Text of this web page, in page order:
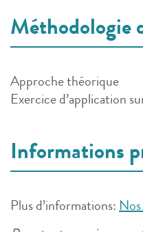
Méthodologie
Approche théorique
Exercice d’application
Informations
Plus d’informations: